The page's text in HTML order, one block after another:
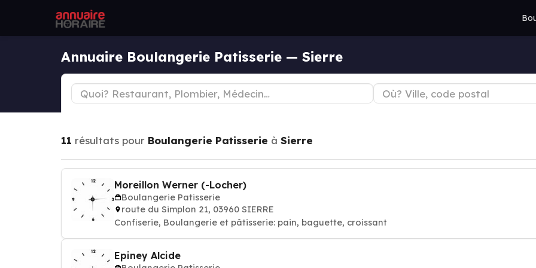
Annuaire Boulangerie Patisserie — Sierre
11 résultats pour Boulangerie Patisserie à Sierre
Moreillon Werner (-Locher)
Boulangerie Patisserie
route du Simplon 21, 03960 SIERRE
Confiserie, Boulangerie et pâtisserie: pain, baguette, croissant
Epiney Alcide